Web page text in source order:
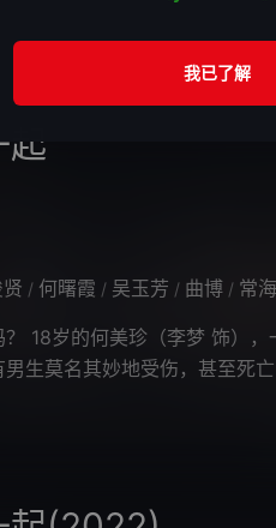
起
/ 何曙霞 / 吴玉芳 / 曲博 / 常
18岁的何美珍（李梦 饰）
生莫名其妙地受伤，甚至死